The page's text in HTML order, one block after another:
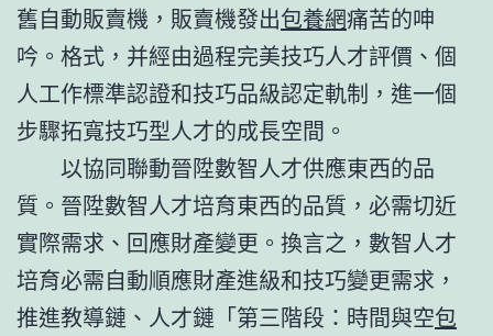
舊自動販賣機，販賣機發出包養網痛苦的呻
吟。格式，并經由過程完美技巧人才評價、個
人工作標準認證和技巧品級認定軌制，進一個
步驟拓寬技巧型人才的成長空間。
以協同聯動晉陞數智人才供應東西的品
質。晉陞數智人才培育東西的品質，必需切近
實際需求、回應財產變更。換言之，數智人才
培育必需自動順應財產進級和技巧變更需求，
推進教導鏈、人才鏈「第三階段：時間與空包